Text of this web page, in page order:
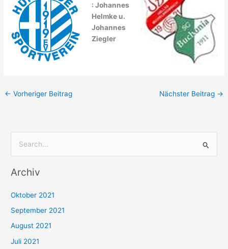
: Johannes
Helmke u.
Johannes
Ziegler
← Vorheriger Beitrag Nächster Beitrag →
c
n
n
a
Archiv
Oktober 2021
September 2021
August 2021
Juli 2021